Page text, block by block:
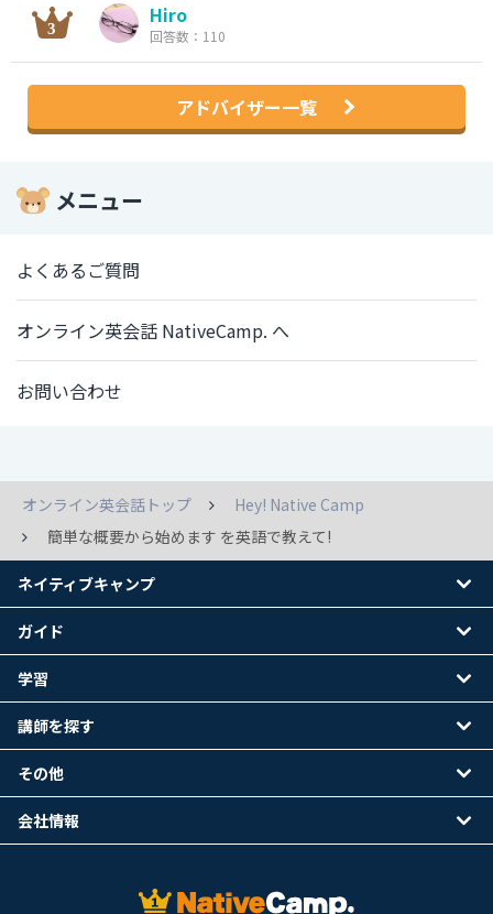
Hiro
回答数：110
アドバイザー一覧
メニュー
よくあるご質問
オンライン英会話 NativeCamp. へ
お問い合わせ
オンライン英会話トップ
Hey! Native Camp
簡単な概要から始めます を英語で教えて!
ネイティブキャンプ
ガイド
学習
講師を探す
その他
会社情報